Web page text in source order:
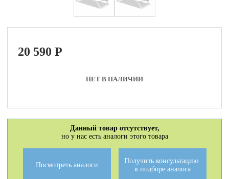
20 590P
НЕТ В НАЛИЧИИ
Данный товар отсутствует,
но у нас есть аналоги этого товара
Посмотреть аналоги
Получить консультацию
в подборе аналога